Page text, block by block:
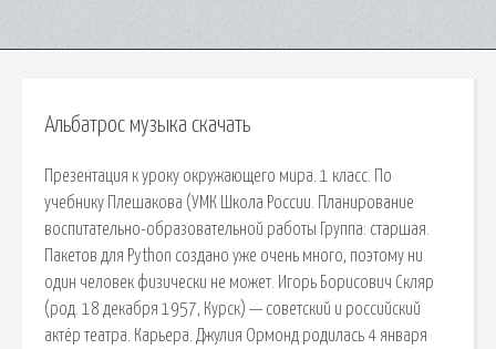
Альбатрос музыка скачать
Презентация к уроку окружающего мира. 1 класс. По
учебнику Плешакова (УМК Школа России. Планирование
воспитательно-образовательной работы Группа: старшая.
Пакетов для Python создано уже очень много, поэтому ни
один человек физически не может. Игорь Борисович Скляр
(род. 18 декабря 1957, Курск) — советский и российский
актёр театра. Карьера. Джулия Ормонд родилась 4 января